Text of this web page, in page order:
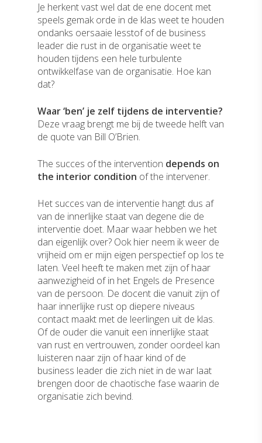
Je herkent vast wel dat de ene docent met
speels gemak orde in de klas weet te houden
ondanks oersaaie lesstof of de business
leader die rust in de organisatie weet te
houden tijdens een hele turbulente
ontwikkelfase van de organisatie. Hoe kan
dat?
Waar ‘ben’ je zelf tijdens de interventie?
Deze vraag brengt me bij de tweede helft van
de quote van Bill O’Brien.
The succes of the intervention depends on
the interior condition of the intervener.
Het succes van de interventie hangt dus af
van de innerlijke staat van degene die de
interventie doet. Maar waar hebben we het
dan eigenlijk over? Ook hier neem ik weer de
vrijheid om er mijn eigen perspectief op los te
laten. Veel heeft te maken met zijn of haar
aanwezigheid of in het Engels de Presence
van de persoon. De docent die vanuit zijn of
haar innerlijke rust op diepere niveaus
contact maakt met de leerlingen uit de klas.
Of de ouder die vanuit een innerlijke staat
van rust en vertrouwen, zonder oordeel kan
luisteren naar zijn of haar kind of de
business leader die zich niet in de war laat
brengen door de chaotische fase waarin de
organisatie zich bevind.